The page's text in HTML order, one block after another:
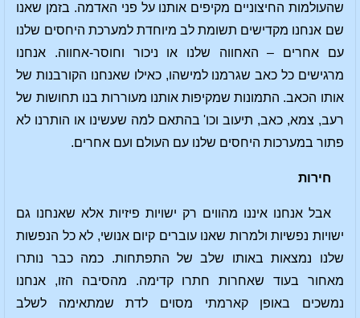
שהעולמות החיצוניים מקיפים אותנו על פני האדמה. בזמן שאנו
שם אנחנו מקדישים תשומת לב מיוחדת למערכת היחסים שלנו
עם אחרים – האחווה שלנו או ניכור וחוסר-אחווה. אנחנו
מרגישים כל כאב שגרמנו למישהו, כאילו שאנחנו הקורבנות של
אותו הכאב. התמונות שמקיפות אותנו מעוררות בנו תחושות של
רעב, צמא, כאב, תיעוב וכו' בהתאם למה שעשינו או הותרנו לא
פתור במערכות היחסים שלנו עם העולם ועם אחרים.
חירות
אבל אנחנו איננו מהווים רק ישויות פיזיות אלא שאנחנו גם
ישויות נפשיות ולמרות שאנו עוברים קיום אנושי, לא כל הנפשות
שלנו נמצאות באותו שלב של התפתחות. כמה כבר נותרו
מאחור בעוד שאחרות חתרו קדימה. מהסיבה הזו, אנחנו
נמשכים באופן קארמתי מסוים לדת שמתאימה לשלב